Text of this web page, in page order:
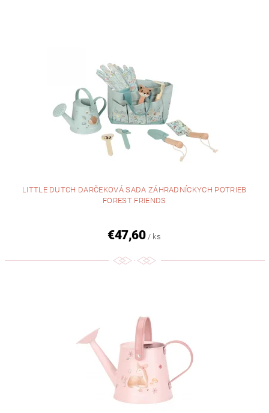
LITTLE DUTCH DARČEKOVÁ SADA ZÁHRADNÍCKYCH POTRIEB
FOREST FRIENDS
€47,60 / ks